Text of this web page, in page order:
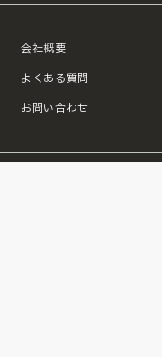
会社概要
よくある質問
お問い合わせ